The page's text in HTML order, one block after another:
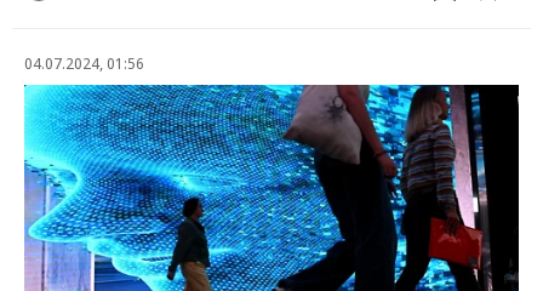
04.07.2024, 01:56